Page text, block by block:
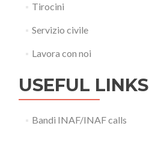
Tirocini
Servizio civile
Lavora con noi
USEFUL LINKS
Bandi INAF/INAF calls